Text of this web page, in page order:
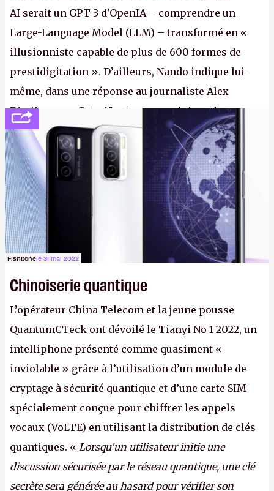
AI serait un GPT-3 d'OpenIA – comprendre un
Large-Language Model (LLM) – transformé en «
illusionniste capable de plus de 600 formes de
prestidigitation ». D’ailleurs, Nando indique lui-
même, dans une réponse au journaliste Alex
Dimikas, que Gato AI est « encore loin » de
prétendre réussir le célèbre test de Turing. (Crédit
photo : Pexels - Arthur Brognoli)
Fishbonele 31 mai 2022
Chinoiserie quantique
L’opérateur China Telecom et la jeune pousse
QuantumCTeck ont dévoilé le Tianyi No 1 2022, un
intelliphone présenté comme quasiment «
inviolable » grâce à l’utilisation d’un module de
cryptage à sécurité quantique et d’une carte SIM
spécialement conçue pour chiffrer les appels
vocaux (VoLTE) en utilisant la distribution de clés
quantiques. « Lorsqu’un utilisateur initie une
discussion sécurisée par le réseau quantique, une clé
secrète sera générée au hasard pour vérifier son